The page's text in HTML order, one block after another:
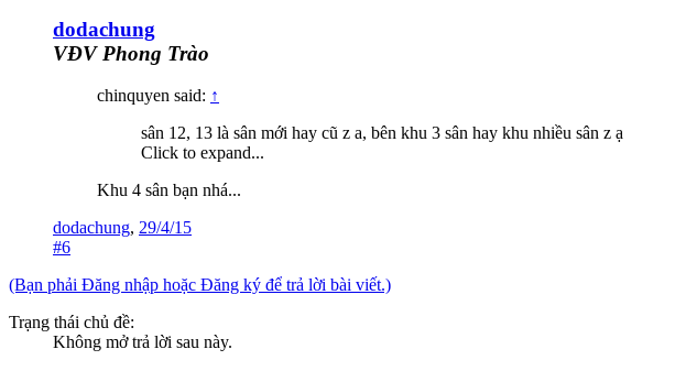
dodachung
VĐV Phong Trào
chinquyen said: ↑
sân 12, 13 là sân mới hay cũ z a, bên khu 3 sân hay khu nhiều sân z ạ
Click to expand...
Khu 4 sân bạn nhá...
dodachung, 29/4/15
#6
(Bạn phải Đăng nhập hoặc Đăng ký để trả lời bài viết.)
Trạng thái chủ đề:
Không mở trả lời sau này.